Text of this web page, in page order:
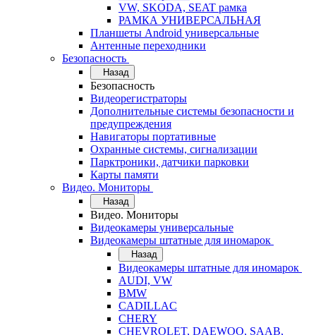
VW, SKODA, SEAT рамка
РАМКА УНИВЕРСАЛЬНАЯ
Планшеты Android универсальные
Антенные переходники
Безопасность
Назад
Безопасность
Видеорегистраторы
Дополнительные системы безопасности и
предупреждения
Навигаторы портативные
Охранные системы, сигнализации
Парктроники, датчики парковки
Карты памяти
Видео. Мониторы
Назад
Видео. Мониторы
Видеокамеры универсальные
Видеокамеры штатные для иномарок
Назад
Видеокамеры штатные для иномарок
AUDI, VW
BMW
CADILLAC
CHERY
CHEVROLET, DAEWOO, SAAB,